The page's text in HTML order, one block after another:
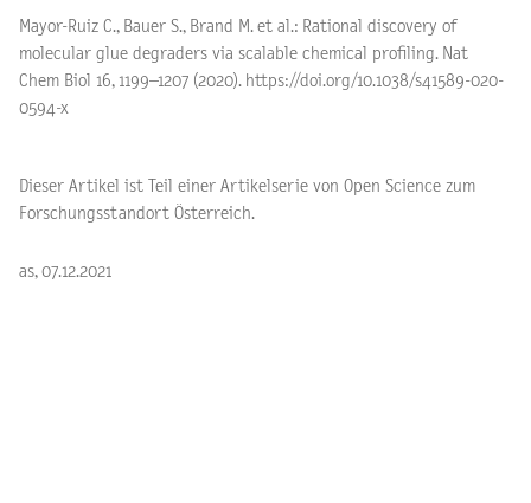
Mayor-Ruiz C., Bauer S., Brand M. et al.: Rational discovery of
molecular glue degraders via scalable chemical profiling. Nat
Chem Biol 16, 1199–1207 (2020). https://doi.org/10.1038/s41589-020-
0594-x
Dieser Artikel ist Teil einer Artikelserie von Open Science zum
Forschungsstandort Österreich.
as, 07.12.2021